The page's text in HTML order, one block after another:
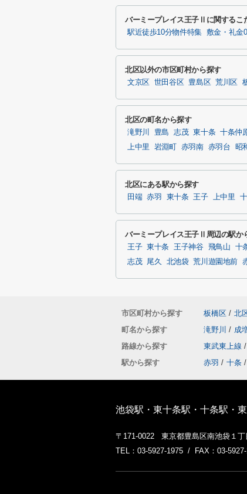
バーミープレイス王子Ⅱに関するこ
駅近徒歩10分物件特集 敷金・礼金
北区以外の市区町村から探す
文京区 世田谷区 豊島区 荒川区
北区の町名から探す
滝野川 豊島 志茂 東十条 十条仲
上中里
岩淵町 赤羽南 赤羽台 昭
北区にある駅から探す
田端 赤羽 東十条 王子 上中里
バーミープレイス王子Ⅱ周辺の駅か
王子 東十条 王子神谷 飛鳥山 十
志茂
尾久 北池袋 荒川遊園地前
市区町村から探す 板橋区 / 北
町名から探す
滝野川 / 成
路線から探す
東武東上線 /
駅から探す
赤羽 / 十条 /
池袋駅・東十条駅・十条駅・
〒171-0022 東京都豊島区南池袋１
TEL：03-5927-1975 / FAX：03-